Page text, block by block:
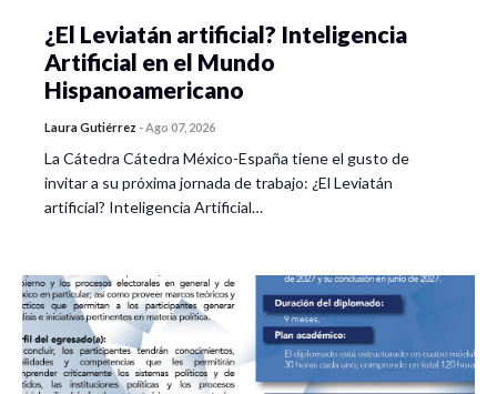
¿El Leviatán artificial? Inteligencia
Artificial en el Mundo
Hispanoamericano
Laura Gutiérrez - Ago 07, 2026
La Cátedra Cátedra México-España tiene el gusto de
invitar a su próxima jornada de trabajo: ¿El Leviatán
artificial? Inteligencia Artificial…